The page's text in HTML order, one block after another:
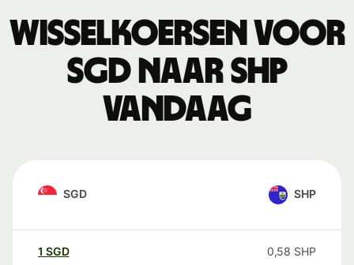
Wisselkoersen voor
SGD naar SHP
vandaag
SGD SHP
1 SGD 0,58 SHP